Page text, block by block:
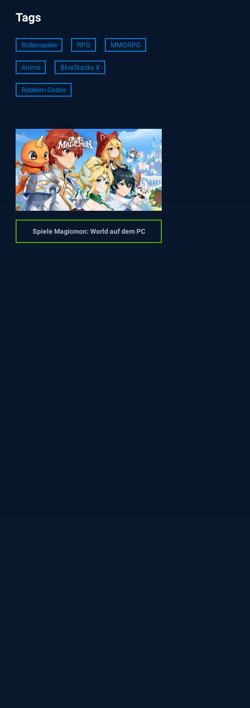
Tags
Rollenspiele RPG MMORPG
Anime BlueStacks X
Redeem Codes
Spiele Magicmon: World auf dem PC